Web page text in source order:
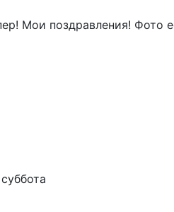
Мои поздравления! Фото